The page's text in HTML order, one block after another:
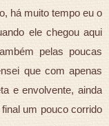
há muito tempo eu o
ele chegou aqui
pelas poucas
que com apenas
e envolvente, ainda
um pouco corrido